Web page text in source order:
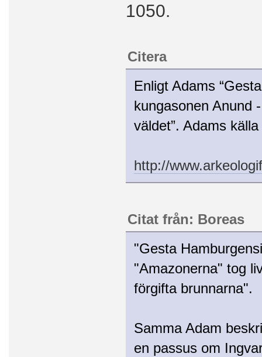
1050.
Citera
Enligt Adams
kungasonen Anund
väldet”. Adams
http://
Citat från: Boreas
"Gesta
"Amazonerna" tog
förgifta brunnarna".
Samma Adam
en passus om